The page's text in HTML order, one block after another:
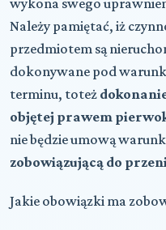
Należy pamiętać, iż
przedmiotem są
dokonywane pod
terminu, toteż
objętej prawem
nie będzie umową
zobowiązującą do
Jakie obowiązki ma